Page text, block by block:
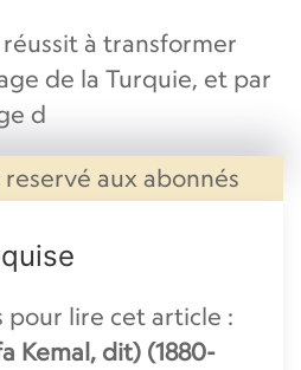
à transformer
de la Turquie, et par
d
aux abonnés
pour lire cet article :
Kemal, dit) (1880-